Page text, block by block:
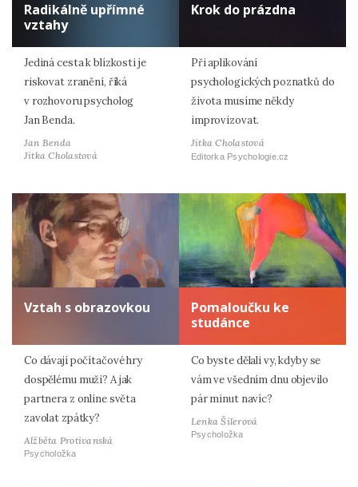
Radikálně upřímné
vztahy
Jediná cesta k blízkosti je
riskovat zranění, říká
v rozhovoru psycholog
Jan Benda.
Jan Benda
Jitka Cholastová
Krok do prázdna
Při aplikování
psychologických poznatků do
života musíme někdy
improvizovat.
Jitka Cholastová
Editorka Psychologie.cz
Vztah s obrazovkou
Co dávají počítačové hry
dospělému muži? A jak
partnera z online světa
zavolat zpátky?
Alžběta Protivanská
Psycholožka
Pomaloučku ke
studánce
Co byste dělali vy, kdyby se
vám ve všedním dnu objevilo
pár minut navíc?
Lenka Šilerová
Psycholožka